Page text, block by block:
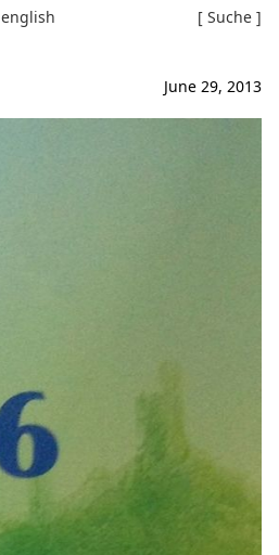
english [ Suche ]
June 29, 2013